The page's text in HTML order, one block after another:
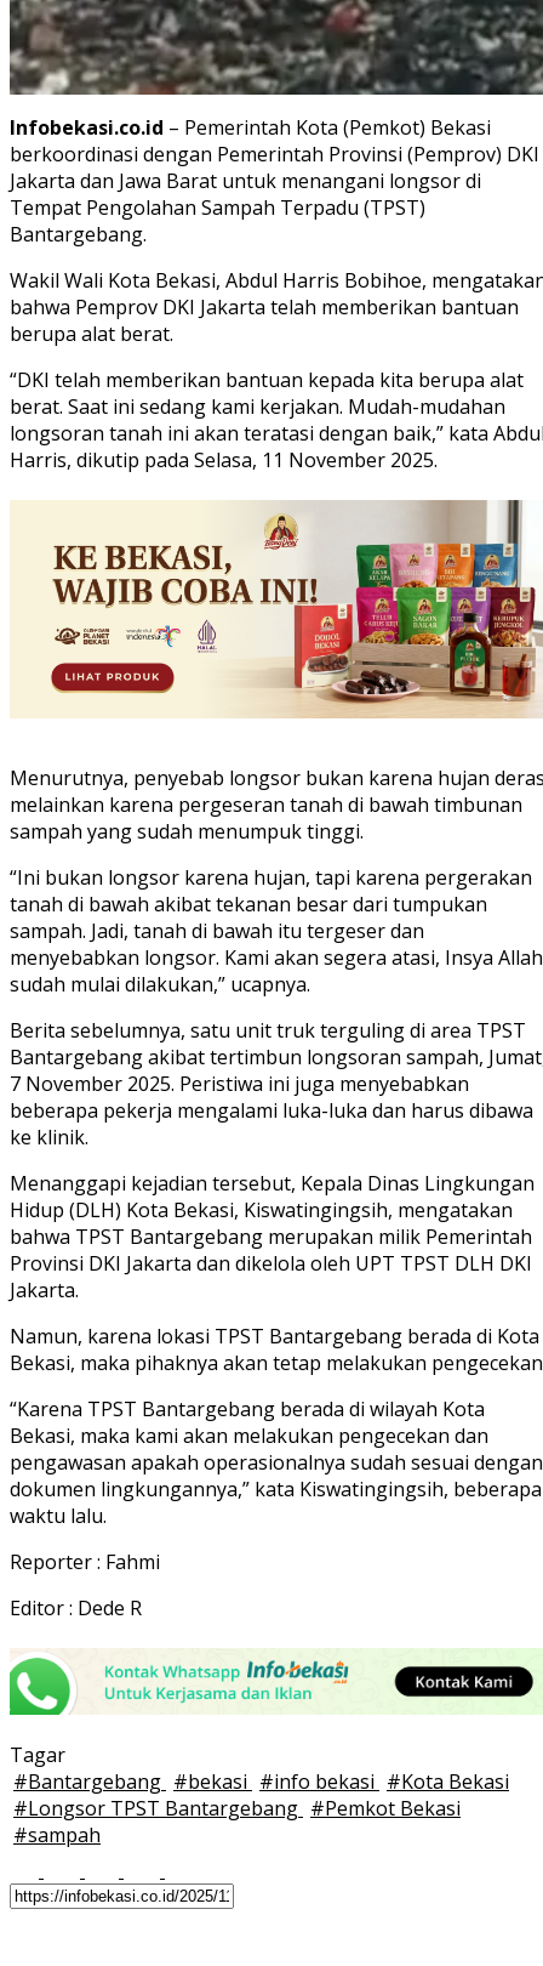
Infobekasi.co.id – Pemerintah Kota (Pemkot) Bekasi
berkoordinasi dengan Pemerintah Provinsi (Pemprov) DKI
Jakarta dan Jawa Barat untuk menangani longsor di
Tempat Pengolahan Sampah Terpadu (TPST)
Bantargebang.
Wakil Wali Kota Bekasi, Abdul Harris Bobihoe,
bahwa Pemprov DKI Jakarta telah memberikan bantuan
berupa alat berat.
“DKI telah memberikan bantuan kepada kita berupa alat
berat. Saat ini sedang kami kerjakan. Mudah-mudahan
longsoran tanah ini akan teratasi dengan baik,” kata
Harris, dikutip pada Selasa, 11 November 2025.
Menurutnya, penyebab longsor bukan karena hujan
melainkan karena pergeseran tanah di bawah timbunan
sampah yang sudah menumpuk tinggi.
“Ini bukan longsor karena hujan, tapi karena pergerakan
tanah di bawah akibat tekanan besar dari tumpukan
sampah. Jadi, tanah di bawah itu tergeser dan
menyebabkan longsor. Kami akan segera atasi, Insya Allah
sudah mulai dilakukan,” ucapnya.
Berita sebelumnya, satu unit truk terguling di area TPST
Bantargebang akibat tertimbun longsoran sampah,
7 November 2025. Peristiwa ini juga menyebabkan
beberapa pekerja mengalami luka-luka dan harus dibawa
ke klinik.
Menanggapi kejadian tersebut, Kepala Dinas Lingkungan
Hidup (DLH) Kota Bekasi, Kiswatingingsih, mengatakan
bahwa TPST Bantargebang merupakan milik Pemerintah
Provinsi DKI Jakarta dan dikelola oleh UPT TPST DLH DKI
Jakarta.
Namun, karena lokasi TPST Bantargebang berada di Kota
Bekasi, maka pihaknya akan tetap melakukan
“Karena TPST Bantargebang berada di wilayah Kota
Bekasi, maka kami akan melakukan pengecekan dan
pengawasan apakah operasionalnya sudah sesuai dengan
dokumen lingkungannya,” kata Kiswatingingsih, beberapa
waktu lalu.
Reporter : Fahmi
Editor : Dede R
Tagar
#Bantargebang #bekasi #info bekasi #Kota Bekasi
#Longsor TPST Bantargebang #Pemkot Bekasi
#sampah